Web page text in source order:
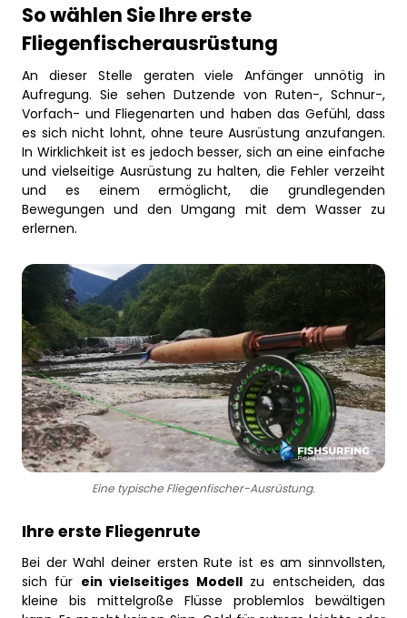
So wählen Sie Ihre erste
Fliegenfischerausrüstung
An dieser Stelle geraten viele Anfänger unnötig in
Aufregung. Sie sehen Dutzende von Ruten-, Schnur-,
Vorfach- und Fliegenarten und haben das Gefühl, dass
es sich nicht lohnt, ohne teure Ausrüstung anzufangen.
In Wirklichkeit ist es jedoch besser, sich an eine einfache
und vielseitige Ausrüstung zu halten, die Fehler verzeiht
und es einem ermöglicht, die grundlegenden
Bewegungen und den Umgang mit dem Wasser zu
erlernen.
Eine typische Fliegenfischer-Ausrüstung.
Ihre erste Fliegenrute
Bei der Wahl deiner ersten Rute ist es am sinnvollsten,
sich für ein vielseitiges Modellzu entscheiden, das
kleine bis mittelgroße Flüsse problemlos bewältigen